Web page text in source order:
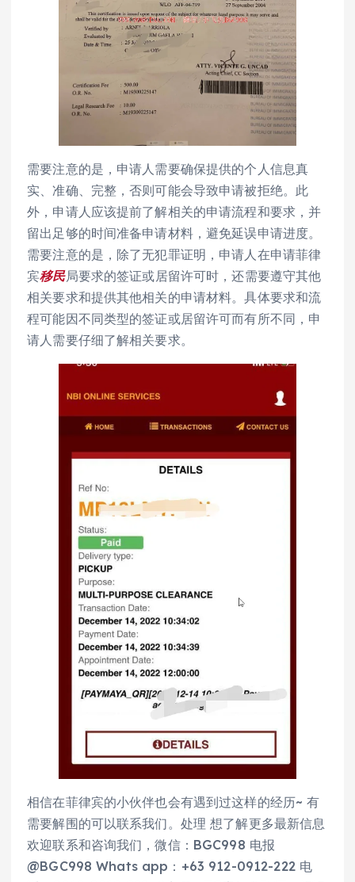
需要注意的是，申请人需要确保提供的个人信息真
实、准确、完整，否则可能会导致申请被拒绝。此
外，申请人应该提前了解相关的申请流程和要求，并
留出足够的时间准备申请材料，避免延误申请进度。
需要注意的是，除了无犯罪证明，申请人在申请菲律
宾移民局要求的签证或居留许可时，还需要遵守其他
相关要求和提供其他相关的申请材料。具体要求和流
程可能因不同类型的签证或居留许可而有所不同，申
请人需要仔细了解相关要求。
相信在菲律宾的小伙伴也会有遇到过这样的经历~ 有
需要解围的可以联系我们。处理 想了解更多最新信息
欢迎联系和咨询我们，微信：BGC998 电报
@BGC998 Whats app：+63 912-0912-222 电